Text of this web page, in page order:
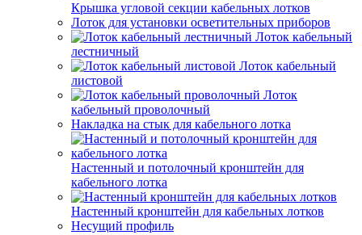
Крышка угловой секции кабельных лотков
Лоток для установки осветительных приборов
Лоток кабельный
лестничный
Лоток кабельный
листовой
Лоток
кабельный проволочный
Накладка на стык для кабельного лотка
Настенный и потолочный кронштейн для
кабельного лотка
Настенный кронштейн для кабельных лотков
Несущий профиль